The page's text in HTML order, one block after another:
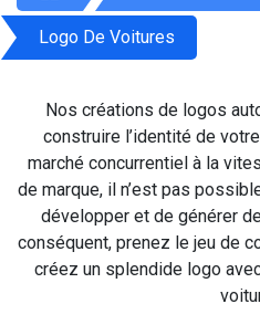
Logo De Voitures
Nos créations de logos
construire l’identité de
marché concurrentiel à la
de marque, il n’est pas
développer et de générer
conséquent, prenez le jeu de
créez un splendide logo